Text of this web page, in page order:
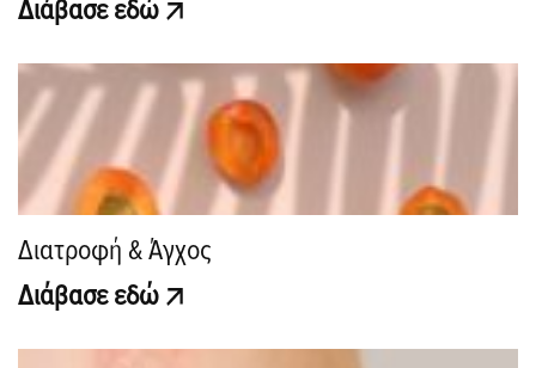
Διάβασε εδώ
Διατροφή & Άγχος
Διάβασε εδώ